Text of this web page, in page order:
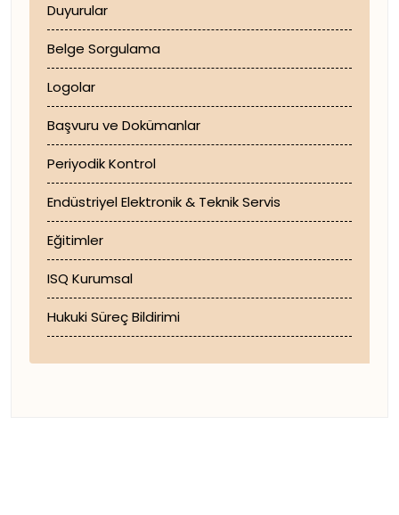
Duyurular
Belge Sorgulama
Logolar
Başvuru ve Dokümanlar
Periyodik Kontrol
Endüstriyel Elektronik & Teknik Servis
Eğitimler
ISQ Kurumsal
Hukuki Süreç Bildirimi